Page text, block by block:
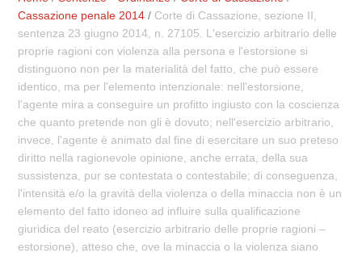
Cassazione penale 2014 / Corte di Cassazione, sezione II,
sentenza 23 giugno 2014, n. 27105. L'esercizio arbitrario delle
proprie ragioni con violenza alla persona e l'estorsione si
distinguono non per la materialità del fatto, che può essere
identico, ma per l'elemento intenzionale: nell'estorsione,
l'agente mira a conseguire un profitto ingiusto con la coscienza
che quanto pretende non gli è dovuto; nell'esercizio arbitrario,
invece, l'agente è animato dal fine di esercitare un suo preteso
diritto nella ragionevole opinione, anche errata, della sua
sussistenza, pur se contestata o contestabile; di conseguenza,
l'intensità e/o la gravità della violenza o della minaccia non è un
elemento del fatto idoneo ad influire sulla qualificazione
giuridica del reato (esercizio arbitrario delle proprie ragioni –
estorsione), atteso che, ove la minaccia o la violenza siano